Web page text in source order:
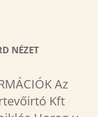
NÉZET
Az
Kft